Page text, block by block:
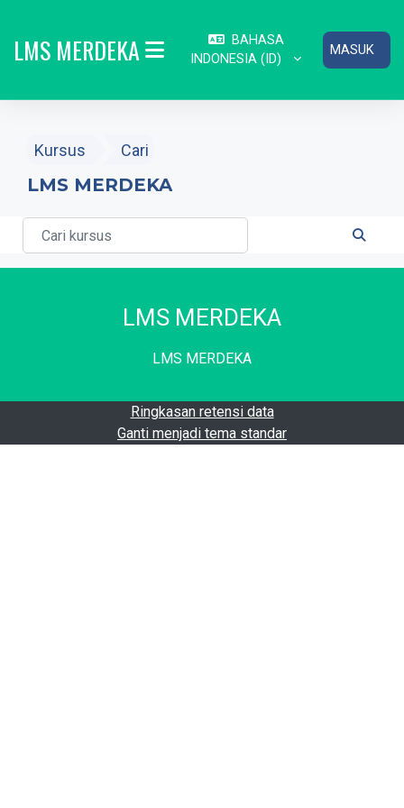
LMS MERDEKA PANEL SAMPING
BAHASA
INDONESIA ‎(ID)‎
MASUK
Kursus Cari
LMS MERDEKA
LMS MERDEKA
LMS MERDEKA
Ringkasan retensi data
Ganti menjadi tema standar